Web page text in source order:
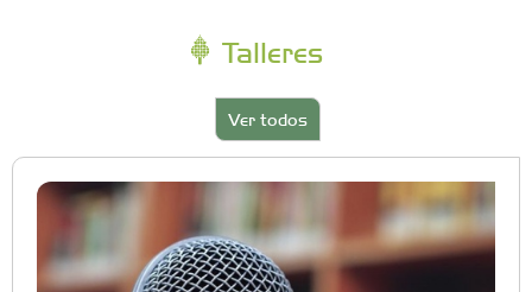
Talleres
Ver todos